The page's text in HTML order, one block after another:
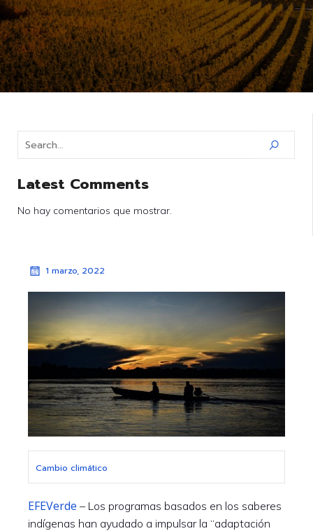
Latest Comments
No hay comentarios que mostrar.
1 marzo, 2022
Cambio climático
EFEVerde – Los programas basados en los saberes
indígenas han ayudado a impulsar la “adaptación